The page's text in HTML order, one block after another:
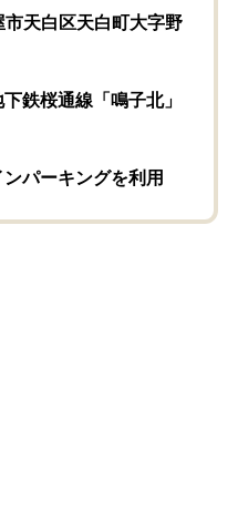
市天白区天白町大字野
鉄桜通線「鳴子北」
パーキングを利用